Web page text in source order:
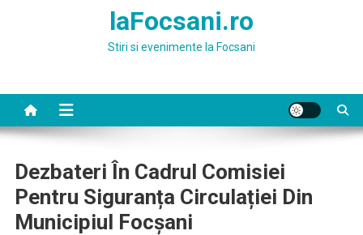
laFocsani.ro
Stiri si evenimente la Focsani
Dezbateri În Cadrul Comisiei
Pentru Siguranța Circulației Din
Municipiul Focșani